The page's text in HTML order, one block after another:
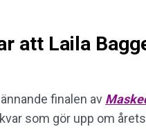
att Laila
finalen av
som gör upp om